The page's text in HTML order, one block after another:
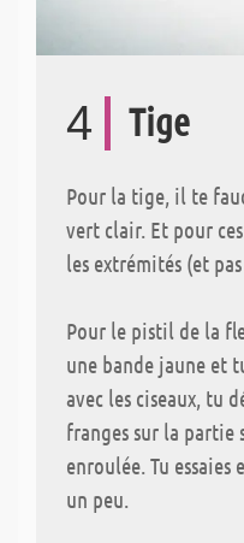
4 Tige
Pour la tige, il te
vert clair. Et pour
les extrémités (et
Pour le pistil de la
une bande jaune et
avec les ciseaux, tu
franges sur la partie
enroulée. Tu
un peu.